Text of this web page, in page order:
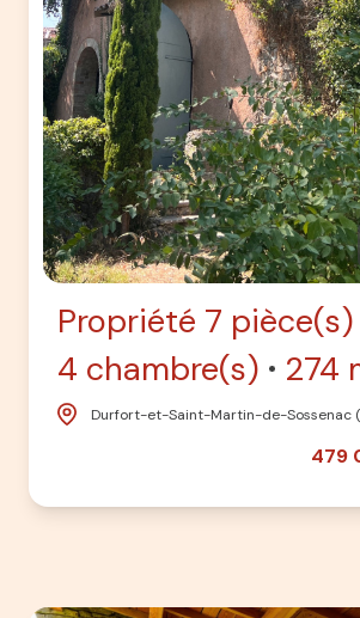
Propriété 7 pièce(s)
4 chambre(s)
274
Durfort-et-Saint-Martin-de-Sossenac
479